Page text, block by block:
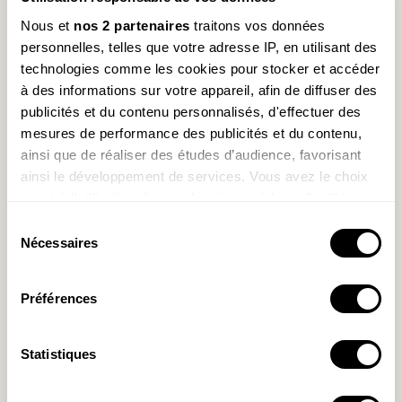
Nous et nos 2 partenaires traitons vos données
personnelles, telles que votre adresse IP, en utilisant des
technologies comme les cookies pour stocker et accéder
à des informations sur votre appareil, afin de diffuser des
publicités et du contenu personnalisés, d'effectuer des
mesures de performance des publicités et du contenu,
ainsi que de réaliser des études d’audience, favorisant
ainsi le développement de services. Vous avez le choix
tout moment en consultant la Déclaration relative aux
cookies ou en cliquant sur l'icône de confidentialité.
Si vous le permettez, nous aimerions également :
géographique qui peuvent être précises à plusieurs
Identifier votre appareil en l'analysant activement
Nécessaires
Préférences
Statistiques
dans les rues étroites ! Certains le
soupçonnent d’aller encore plus vite.
Impressionnant pour un oiseau de ce
gabarit, pesant une quarantaine de
grammes.
Visionnez notre Minute
Nature sur les martinets !